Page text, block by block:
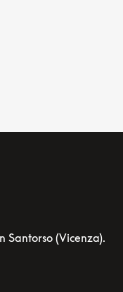
Santorso (Vicenza).